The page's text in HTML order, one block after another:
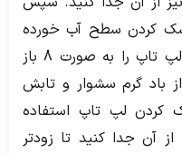
کردن سطح آب خورده
کنید. اگر میزان مایع زیاد باشد، لپ تاپ را به صورت 8 باز
باد گرم سشوار و تابش
کردن لپ تاپ استفاده
آن جدا کنید تا زودتر